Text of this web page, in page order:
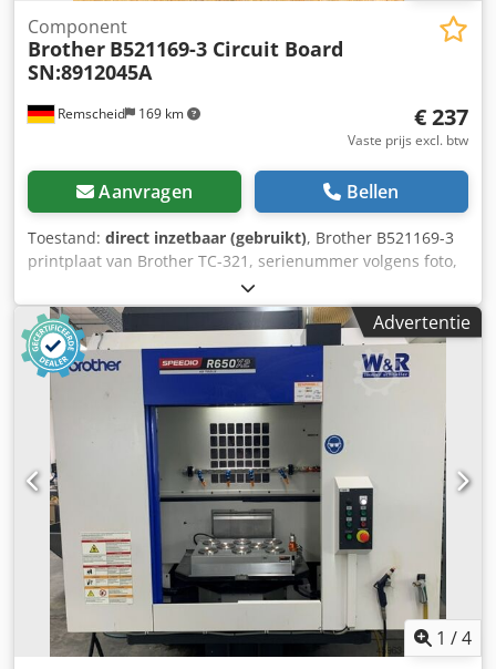
Remscheid 169 km
Component
Brother B521169-3 Circuit Board
SN:8912045A
€ 237
Vaste prijs excl. btw
Aanvragen Bellen
Toestand: direct inzetbaar (gebruikt), Brother B521169-3
printplaat van Brother TC-321, serienummer volgens foto,
gebruikt, goede staat, 100% functioneel. Dcedpei D Ulksfx
Agnek
Advertentie
1 /4